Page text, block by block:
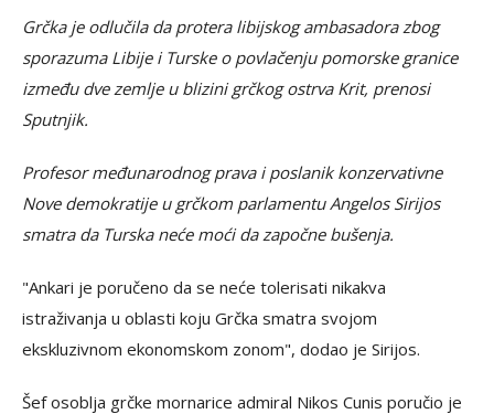
Grčka je odlučila da protera libijskog ambasadora zbog
sporazuma Libije i Turske o povlačenju pomorske granice
između dve zemlje u blizini grčkog ostrva Krit, prenosi
Sputnjik.
Profesor međunarodnog prava i poslanik konzervativne
Nove demokratije u grčkom parlamentu Angelos Sirijos
smatra da Turska neće moći da započne bušenja.
"Ankari je poručeno da se neće tolerisati nikakva
istraživanja u oblasti koju Grčka smatra svojom
ekskluzivnom ekonomskom zonom", dodao je Sirijos.
Šef osoblja grčke mornarice admiral Nikos Cunis poručio je